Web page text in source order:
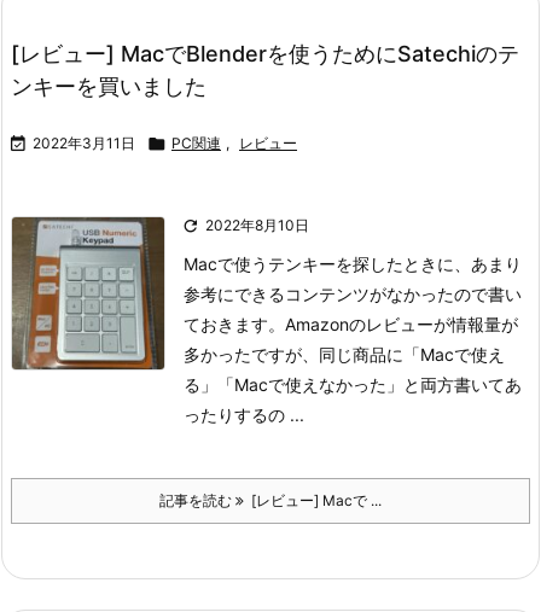
検索
[レビュー] MacでBlenderを使うためにSatechiのテ
ンキーを買いました
 2022年3月11日  PC関連 , レビュー
 2022年8月10日
Macで使うテンキーを探したときに、あまり
参考にできるコンテンツがなかったので書い
ておきます。 Amazonのレビューが情報量が
多かったですが、同じ商品に「Macで使え
る」「Macで使えなかった」と両方書いてあ
ったりするの ...
記事を読む [レビュー] Macで ...